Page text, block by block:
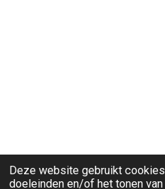
Deze website gebruikt
doeleinden en/of het tonen